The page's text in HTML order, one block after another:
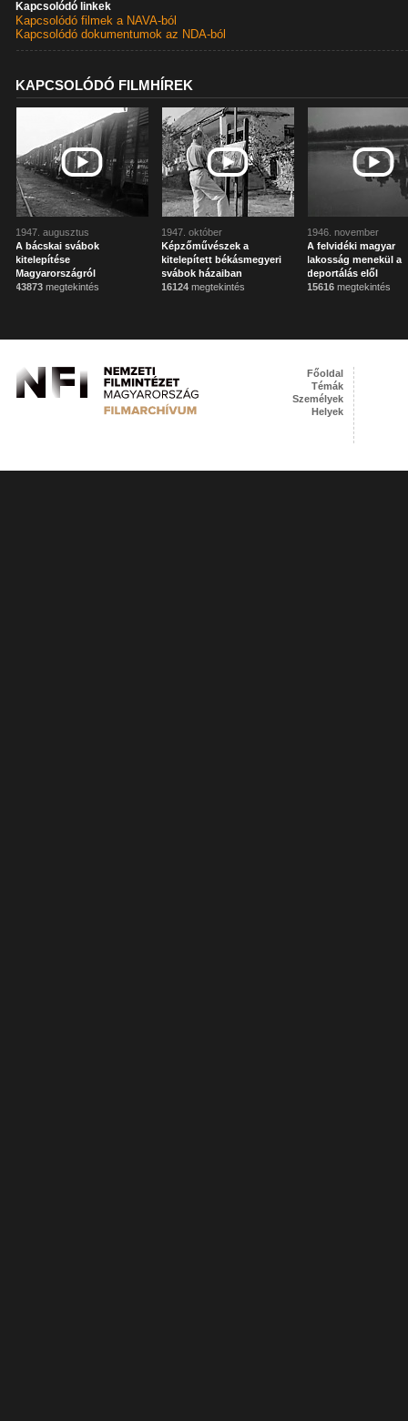
Kapcsolódó linkek
Kapcsolódó filmek a NAVA-ból
Kapcsolódó dokumentumok az NDA-ból
KAPCSOLÓDÓ FILMHÍREK
1947. augusztus
A bácskai svábok
kitelepítése
Magyarországról
43873 megtekintés
1947. október
Képzőművészek a
kitelepített békásmegyeri
svábok házaiban
16124 megtekintés
1946. november
A felvidéki magyar
lakosság menekül a
deportálás elől
15616 megtekintés
Főoldal
Témák
Személyek
Helyek